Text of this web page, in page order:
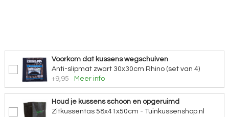
Voorkom dat kussens wegschuiven
Anti-slipmat zwart 30x30cm Rhino (set van 4)
+9,95
Meer info
Houd je kussens schoon en opgeruimd
Zitkussentas 58x41x50cm - Tuinkussenshop.nl